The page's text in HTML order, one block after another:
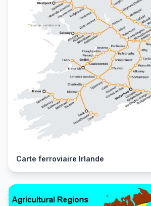
Carte ferroviaire Irlande